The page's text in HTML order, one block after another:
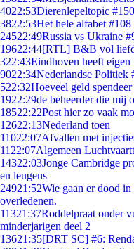
4022:53Dierenlepeltopic #150
3822:53Het hele alfabet
24522:49Russia vs Ukraine
19622:44[RTL] B&B vol
322:43Eindhoven heeft
9022:34Nederlandse Politiek
522:32Hoeveel geld
1922:29de beheerder die mij
18522:22Post hier zo vaak
12622:13Nederland toen
11022:07Afvallen met
11 22:07Algemeen
14322:03Jonge Cambridge
en leugens
24921:52Wie gaan er dood
overledenen.
11321:37Roddelpraat onder
minderjarigen deel 2
13621:35[DRT SC] #6: